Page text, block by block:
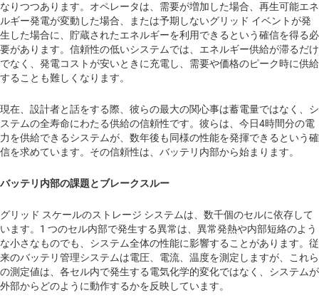
なりつつあります。オペレータは、需要が増加した場合、再生可能エネ
ルギー発電が変動した場合、または予期しないグリッド イベントが発
生した場合に、貯蔵されたエネルギーを利用できるという確信を得る必
要があります。信頼性の低いシステムでは、エネルギー供給が滞るだけ
でなく、発電コストが安いときに充電し、需要や価格のピーク時に供給
することも難しくなります。
現在、設計者と話をする際、彼らの最大の関心事は蓄電量ではなく、シ
ステムの全寿命にわたる供給の信頼性です。彼らは、今日4時間分の電
力を供給できるシステムが、数年後も同様の性能を発揮できるという確
信を求めています。その信頼性は、バッテリ内部から始まります。
バッテリ内部の課題とブレークスルー
グリッド スケールのストレージ システムは、数千個のセルに依存して
います。1 つのセル内部で発生する異常は、異常発熱や内部短絡のよう
な小さなものでも、システム全体の性能に影響することがあります。従
来のバッテリ管理システムは電圧、電流、温度を測定しますが、これら
の測定値は、各セル内で発生する電気化学的変化ではなく、システムが
外部からどのように動作するかを反映しています。